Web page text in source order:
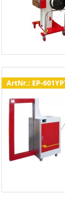
ArtNr.: EP-